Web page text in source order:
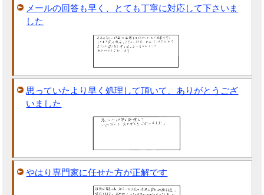
メールの回答も早く、とても丁寧に対応して下さいま
した
思っていたより早く処理して頂いて、ありがとうござ
いました
やはり専門家に任せた方が正解です